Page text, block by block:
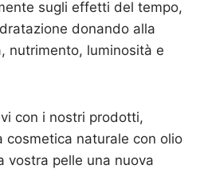
sugli effetti del tempo,
donando alla
nutrimento, luminosità e
con i nostri prodotti,
cosmetica naturale con olio
vostra pelle una nuova